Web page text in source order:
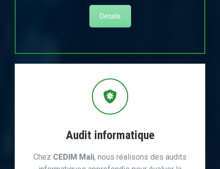
Details
Audit informatique
Chez CEDIM Mali, nous réalisons des audits